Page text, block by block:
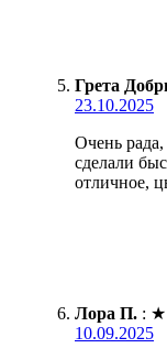
Грета
23.10.2025
Очень рада,
сделали
отличное,
Лора П. : ★
10.09.2025